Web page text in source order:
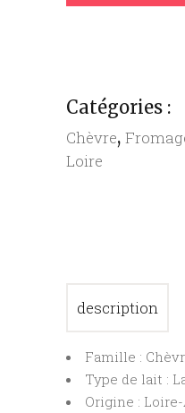
LOCAL
Catégories :
Chèvre,
Loire
description
Famille :
Type de lait :
Origine :